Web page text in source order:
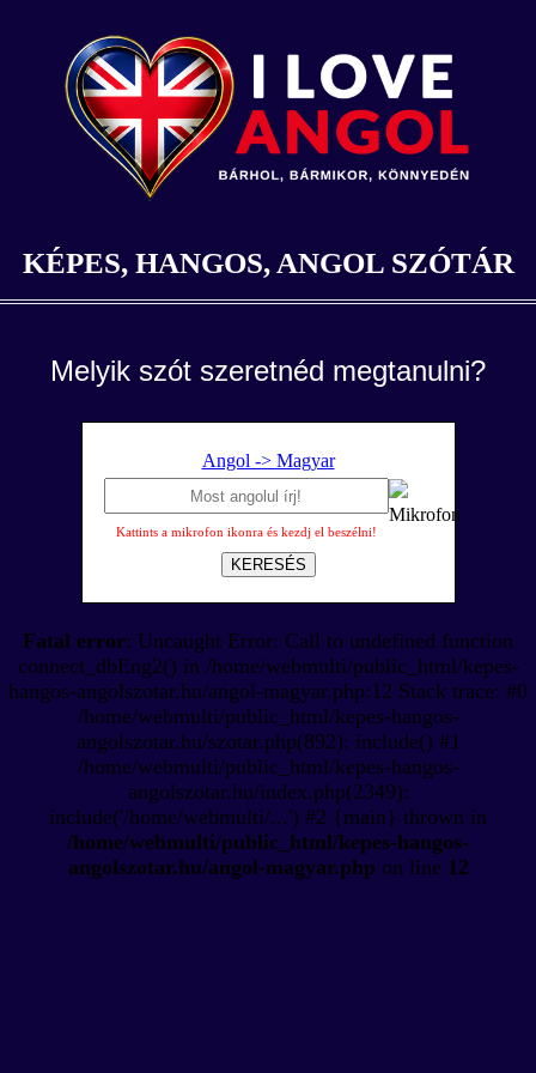
KÉPES, HANGOS, ANGOL SZÓTÁR
Melyik szót szeretnéd megtanulni?
Angol -> Magyar
Kattints a mikrofon ikonra és kezdj el beszélni!
KERESÉS
Fatal error: Uncaught Error: Call to undefined function
connect_dbEng2() in /home/webmulti/public_html/kepes-
hangos-angolszotar.hu/angol-magyar.php:12 Stack trace: #0
/home/webmulti/public_html/kepes-hangos-
angolszotar.hu/szotar.php(892): include() #1
/home/webmulti/public_html/kepes-hangos-
angolszotar.hu/index.php(2349):
include('/home/webmulti/...') #2 {main} thrown in
/home/webmulti/public_html/kepes-hangos-
angolszotar.hu/angol-magyar.php on line 12